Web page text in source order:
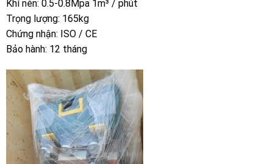
Khí nén: 0.5-0.8Mpa 1m³ / phút
Trọng lượng: 165kg
Chứng nhận: ISO / CE
Bảo hành: 12 tháng